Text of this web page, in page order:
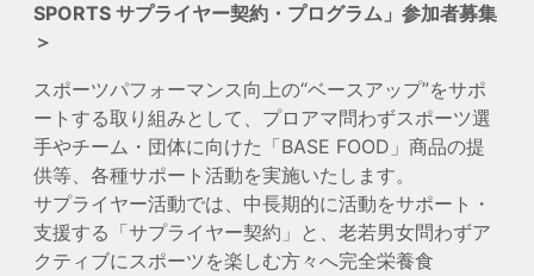
SPORTS サプライヤー契約・プログラム」参加者募集
＞
スポーツパフォーマンス向上の“ベースアップ”をサポ
ートする取り組みとして、プロアマ問わずスポーツ選
手やチーム・団体に向けた「BASE FOOD」商品の提
供等、各種サポート活動を実施いたします。
サプライヤー活動では、中長期的に活動をサポート・
支援する「サプライヤー契約」と、老若男女問わずア
クティブにスポーツを楽しむ方々へ完全栄養食